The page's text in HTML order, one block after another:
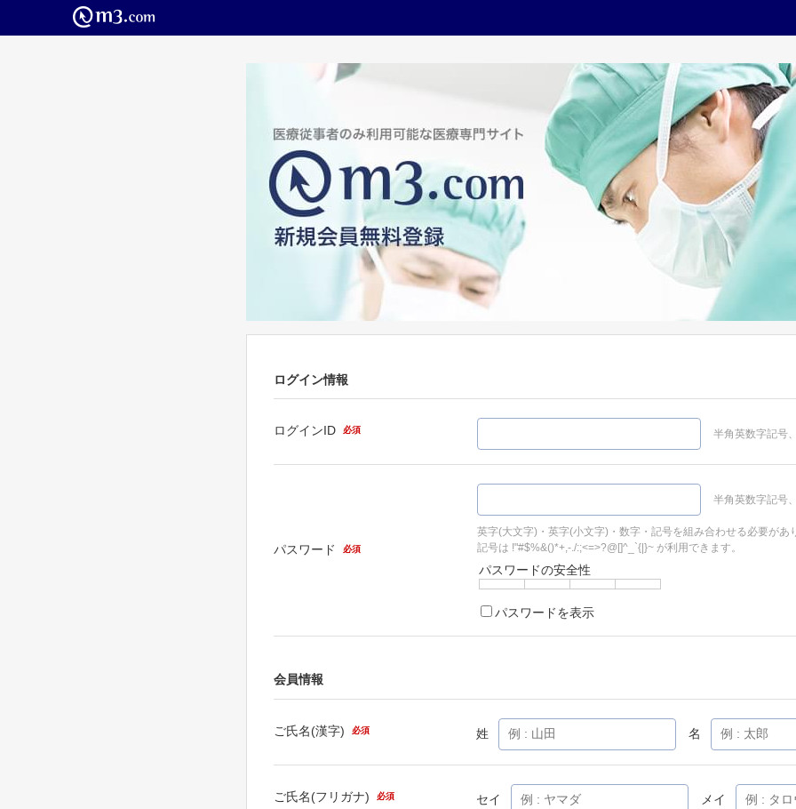
ログイン情報
ログインID 必須 半角英数字記号
パスワード 必須
半角英数字記号
英字(大文字)・英字(小文字)・数字・記号を組み合わせる必要があ
記号は !"#$%&()*+,-./:;<=>?@[]^_`{|}~ が利用できます。
パスワードの安全性
パスワードを表示
会員情報
ご氏名(漢字) 必須 姓 名
ご氏名(フリガナ) 必須 セイ メイ